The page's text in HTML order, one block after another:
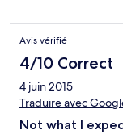
Avis vérifié
4/10 Correct
4 juin 2015
Traduire avec
Not what I